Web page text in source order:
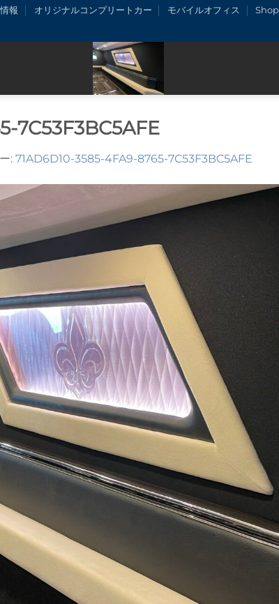
報 オリジナルコンプリートカー モバイルオフィス Shop
7C53F3BC5AFE
: 71AD6D10-3585-4FA9-8765-7C53F3BC5AFE